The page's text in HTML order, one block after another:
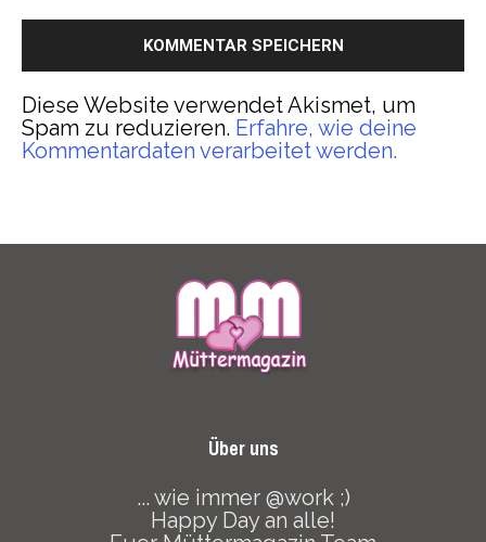
Diese Website verwendet Akismet, um
Spam zu reduzieren. Erfahre, wie deine
Kommentardaten verarbeitet werden.
Über uns
... wie immer @work ;)
Happy Day an alle!